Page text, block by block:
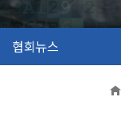
협회뉴스